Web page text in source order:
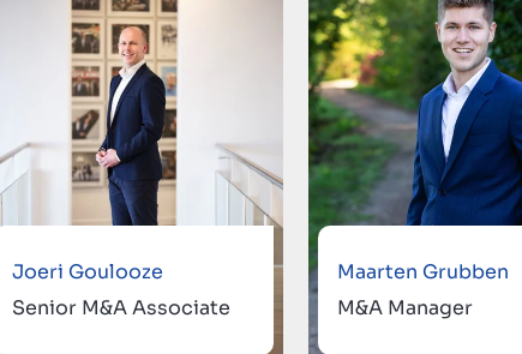
Joeri Goulooze
Senior M&A Associate
Maarten Grubben
M&A Manager